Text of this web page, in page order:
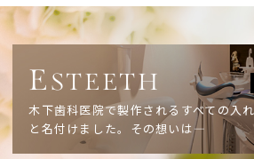
E STEETH
木下歯科医院で製作されるすべての入
と名付けました。 その想いは―